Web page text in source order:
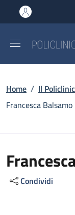
al contenuto
to footer content
Briciole
Home / Il
Francesca Balsamo
Condividi